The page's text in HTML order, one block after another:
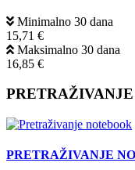
Minimalno 30 dana
15,71 €
Maksimalno 30 dana
16,85 €
PRETRAŽIVANJE